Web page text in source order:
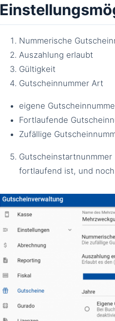
Nummerische
Auszahlung erlaubt
Gültigkeit
Gutscheinnummer Art
eigene
Fortlaufende
Zufällige
fortlaufend ist, und